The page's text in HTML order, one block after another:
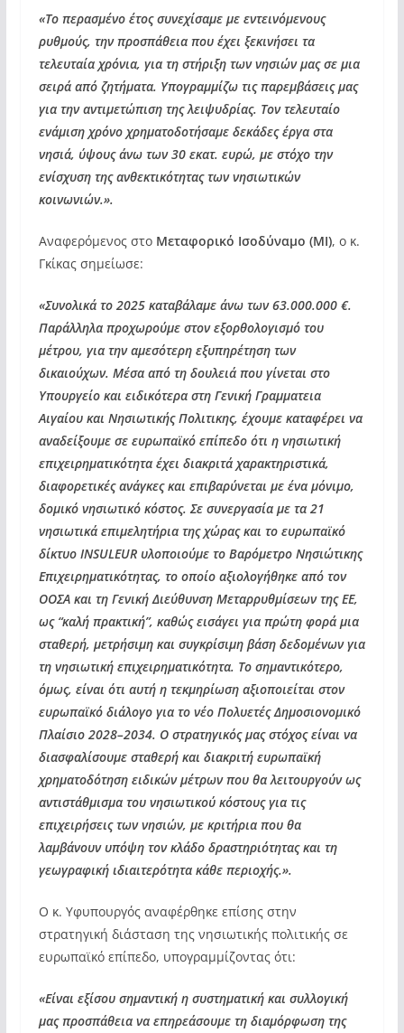
«Το περασμένο έτος συνεχίσαμε με εντεινόμενους
ρυθμούς, την προσπάθεια που έχει ξεκινήσει τα
τελευταία χρόνια, για τη στήριξη των νησιών μας σε μια
σειρά από ζητήματα. Υπογραμμίζω τις παρεμβάσεις μας
για την αντιμετώπιση της λειψυδρίας. Τον τελευταίο
ενάμιση χρόνο χρηματοδοτήσαμε δεκάδες έργα στα
νησιά, ύψους άνω των 30 εκατ. ευρώ, με στόχο την
ενίσχυση της ανθεκτικότητας των νησιωτικών
κοινωνιών.».
Αναφερόμενος στο Μεταφορικό Ισοδύναμο (ΜΙ), ο κ.
Γκίκας σημείωσε:
«Συνολικά το 2025 καταβάλαμε άνω των 63.000.000 €.
Παράλληλα προχωρούμε στον εξορθολογισμό του
μέτρου, για την αμεσότερη εξυπηρέτηση των
δικαιούχων. Μέσα από τη δουλειά που γίνεται στο
Υπουργείο και ειδικότερα στη Γενική Γραμματεια
Αιγαίου και Νησιωτικής Πολιτικης, έχουμε καταφέρει να
αναδείξουμε σε ευρωπαϊκό επίπεδο ότι η νησιωτική
επιχειρηματικότητα έχει διακριτά χαρακτηριστικά,
διαφορετικές ανάγκες και επιβαρύνεται με ένα μόνιμο,
δομικό νησιωτικό κόστος. Σε συνεργασία με τα 21
νησιωτικά επιμελητήρια της χώρας και το ευρωπαϊκό
δίκτυο INSULEUR υλοποιούμε το Βαρόμετρο Νησιώτικης
Επιχειρηματικότητας, το οποίο αξιολογήθηκε από τον
ΟΟΣΑ και τη Γενική Διεύθυνση Μεταρρυθμίσεων της ΕΕ,
ως “καλή πρακτική”, καθώς εισάγει για πρώτη φορά μια
σταθερή, μετρήσιμη και συγκρίσιμη βάση δεδομένων για
τη νησιωτική επιχειρηματικότητα. Το σημαντικότερο,
όμως, είναι ότι αυτή η τεκμηρίωση αξιοποιείται στον
ευρωπαϊκό διάλογο για το νέο Πολυετές Δημοσιονομικό
Πλαίσιο 2028–2034. Ο στρατηγικός μας στόχος είναι να
διασφαλίσουμε σταθερή και διακριτή ευρωπαϊκή
χρηματοδότηση ειδικών μέτρων που θα λειτουργούν ως
αντιστάθμισμα του νησιωτικού κόστους για τις
επιχειρήσεις των νησιών, με κριτήρια που θα
λαμβάνουν υπόψη τον κλάδο δραστηριότητας και τη
γεωγραφική ιδιαιτερότητα κάθε περιοχής.».
Ο κ. Υφυπουργός αναφέρθηκε επίσης στην
στρατηγική διάσταση της νησιωτικής πολιτικής σε
ευρωπαϊκό επίπεδο, υπογραμμίζοντας ότι:
«Είναι εξίσου σημαντική η συστηματική και συλλογική
μας προσπάθεια να επηρεάσουμε τη διαμόρφωση της